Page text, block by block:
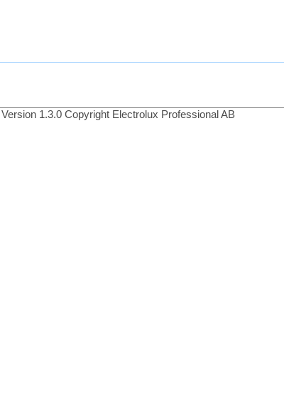
Version 1.3.0 Copyright Electrolux Professional AB